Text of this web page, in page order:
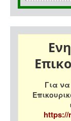
Για
https://